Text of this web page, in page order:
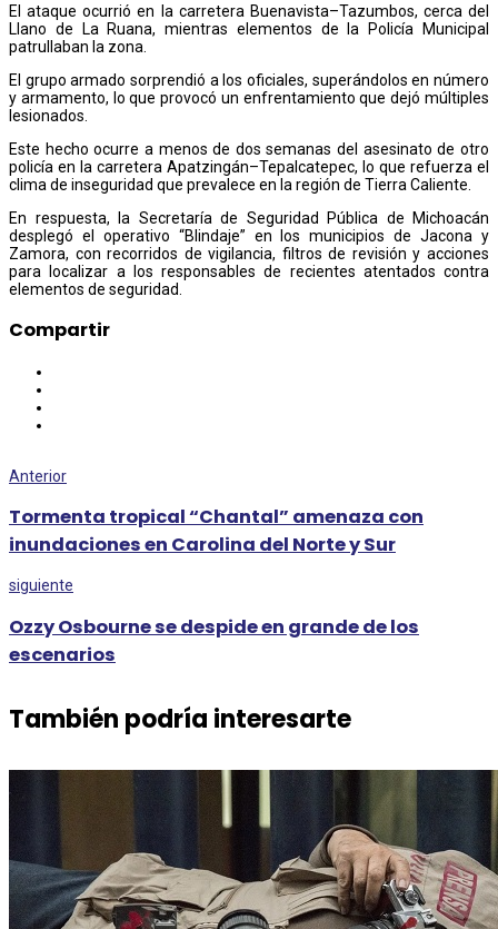
El ataque ocurrió en la carretera Buenavista–Tazumbos, cerca del
Llano de La Ruana, mientras elementos de la Policía Municipal
patrullaban la zona.
El grupo armado sorprendió a los oficiales, superándolos en número
y armamento, lo que provocó un enfrentamiento que dejó múltiples
lesionados.
Este hecho ocurre a menos de dos semanas del asesinato de otro
policía en la carretera Apatzingán–Tepalcatepec, lo que refuerza el
clima de inseguridad que prevalece en la región de Tierra Caliente.
En respuesta, la Secretaría de Seguridad Pública de Michoacán
desplegó el operativo “Blindaje” en los municipios de Jacona y
Zamora, con recorridos de vigilancia, filtros de revisión y acciones
para localizar a los responsables de recientes atentados contra
elementos de seguridad.
Compartir
Anterior
Tormenta tropical “Chantal” amenaza con
inundaciones en Carolina del Norte y Sur
siguiente
Ozzy Osbourne se despide en grande de los
escenarios
También podría interesarte